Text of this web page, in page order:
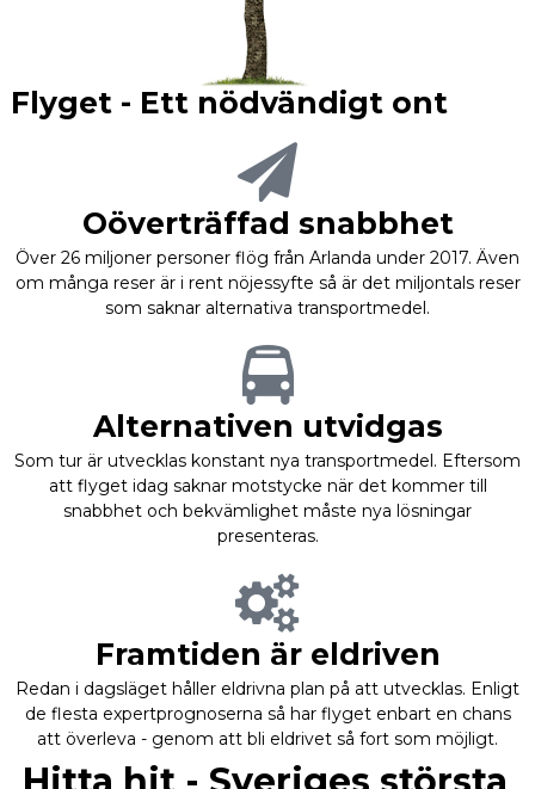
Flyget - Ett nödvändigt ont
Oöverträffad snabbhet
Över 26 miljoner personer flög från Arlanda under 2017. Även
om många reser är i rent nöjessyfte så är det miljontals reser
som saknar alternativa transportmedel.
Alternativen utvidgas
Som tur är utvecklas konstant nya transportmedel. Eftersom
att flyget idag saknar motstycke när det kommer till
snabbhet och bekvämlighet måste nya lösningar
presenteras.
Framtiden är eldriven
Redan i dagsläget håller eldrivna plan på att utvecklas. Enligt
de flesta expertprognoserna så har flyget enbart en chans
att överleva - genom att bli eldrivet så fort som möjligt.